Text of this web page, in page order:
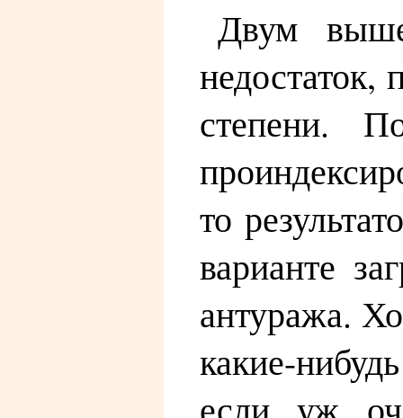
Двум
недостаток,
степени.
то
варианте
антуража.
какие-